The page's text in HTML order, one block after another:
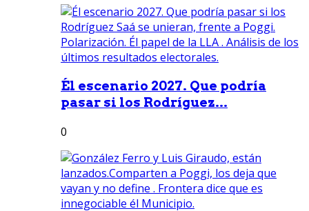
Él escenario 2027. Que podría
pasar si los Rodríguez...
0